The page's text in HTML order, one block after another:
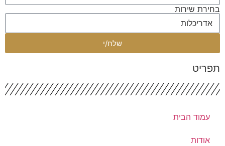
שירות
שלח/י
עמוד הבית
אודות